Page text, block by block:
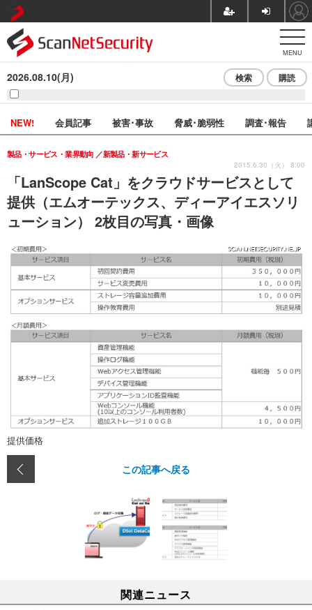
MENU
2026.08.10(月) 検索 購読
NEW! 会員記事 被害･事故 脅威･脆弱性 調査･報告
「LanScope Cat」をクラウドサービスとして
提供（エムオーテックス、ディーアイエスソリ
ューション） 2枚目の写真・画像
製品・サービス・業界動向 新製品・新サービス
2015.6.30（火） 8:00
提供価格
この記事へ戻る
関連ニュース